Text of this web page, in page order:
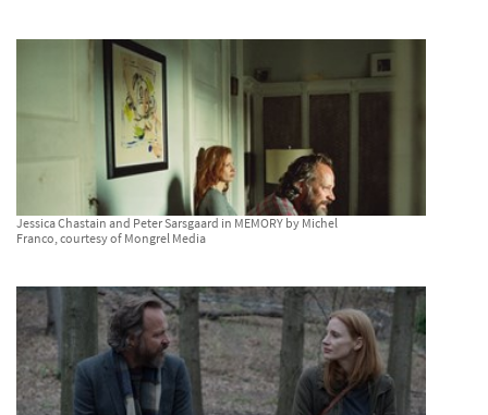
Jessica Chastain and Peter Sarsgaard in MEMORY by Michel
Franco, courtesy of Mongrel Media